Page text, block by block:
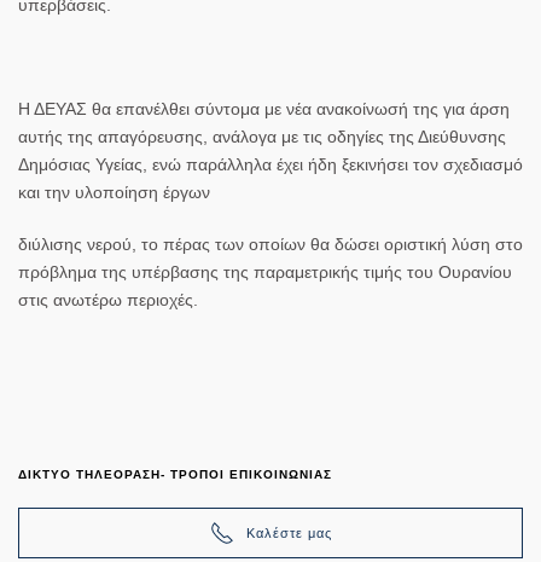
υπερβάσεις.
Η ΔΕΥΑΣ θα επανέλθει σύντομα με νέα ανακοίνωσή της για άρση
αυτής της απαγόρευσης, ανάλογα με τις οδηγίες της Διεύθυνσης
Δημόσιας Υγείας, ενώ παράλληλα έχει ήδη ξεκινήσει τον σχεδιασμό
και την υλοποίηση έργων
διύλισης νερού, το πέρας των οποίων θα δώσει οριστική λύση στο
πρόβλημα της υπέρβασης της παραμετρικής τιμής του Ουρανίου
στις ανωτέρω περιοχές.
ΔΙΚΤΥΟ ΤΗΛΕΟΡΑΣΗ- ΤΡΟΠΟΙ ΕΠΙΚΟΙΝΩΝΙΑΣ
Καλέστε μας